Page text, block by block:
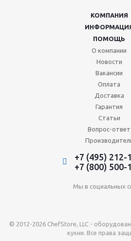
КОМПАНИЯ
ПОМОЩЬ
О компании
Новости
Вакансии
Оплата
Доставка
Гарантия
Статьи
Вопрос-ответ
+7 (495) 212-
+7 (800) 500-
Мы в социальных
© 2012-2026 ChefStore, LLC -
кухни. Все права